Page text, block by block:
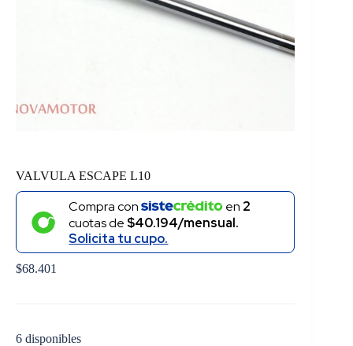
VALVULA ESCAPE L10
Compra con en 2
cuotas de $40.194/mensual.
Solicita tu cupo.
$68.401
6 disponibles